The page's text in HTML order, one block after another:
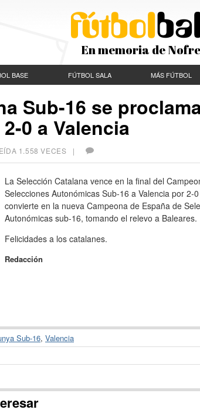
En memoria de
BASE FÚTBOL SALA MÁS FÚTBOL
Sub-16 se
0 a Valencia
1.558 VECES |
La Selección Catalana vence en la final del
Selecciones Autonómicas Sub-16 a Valencia por 2-
convierte en la nueva Campeona de España de
Autonómicas sub-16, tomando el relevo a Baleares.
Felicidades a los catalanes.
Redacción
Sub-16, Valencia